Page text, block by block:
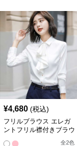
¥4,680 (税込)
フリルブラウス エレガ
ントフリル襟付きブラウ
全2色